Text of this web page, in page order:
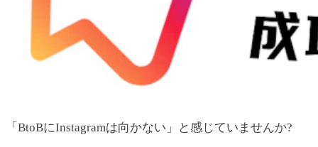
「BtoBにInstagramは向かない」と感じていませんか?